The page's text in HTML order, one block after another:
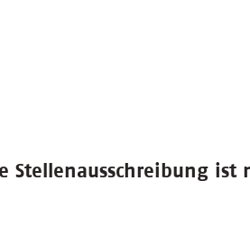
Stellenausschreibung ist